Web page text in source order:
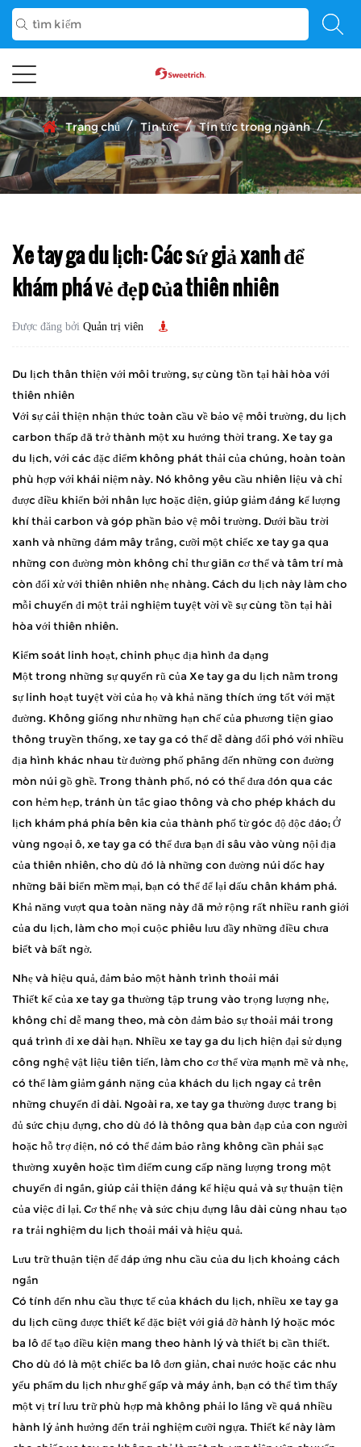
Trang chủ / Tin tức / Tin tức trong ngành /
Xe tay ga du lịch: Các sứ giả xanh để
khám phá vẻ đẹp của thiên nhiên
Được đăng bởi Quản trị viên
Du lịch thân thiện với môi trường, sự cùng tồn tại hài hòa với
thiên nhiên
Với sự cải thiện nhận thức toàn cầu về bảo vệ môi trường, du lịch
carbon thấp đã trở thành một xu hướng thời trang. Xe tay ga
du lịch, với các đặc điểm không phát thải của chúng, hoàn toàn
phù hợp với khái niệm này. Nó không yêu cầu nhiên liệu và chỉ
được điều khiển bởi nhân lực hoặc điện, giúp giảm đáng kể lượng
khí thải carbon và góp phần bảo vệ môi trường. Dưới bầu trời
xanh và những đám mây trắng, cưỡi một chiếc xe tay ga qua
những con đường mòn không chỉ thư giãn cơ thể và tâm trí mà
còn đối xử với thiên nhiên nhẹ nhàng. Cách du lịch này làm cho
mỗi chuyến đi một trải nghiệm tuyệt vời về sự cùng tồn tại hài
hòa với thiên nhiên.
Kiểm soát linh hoạt, chinh phục địa hình đa dạng
Một trong những sự quyến rũ của Xe tay ga du lịch nằm trong
sự linh hoạt tuyệt vời của họ và khả năng thích ứng tốt với mặt
đường. Không giống như những hạn chế của phương tiện giao
thông truyền thống, xe tay ga có thể dễ dàng đối phó với nhiều
địa hình khác nhau từ đường phố phẳng đến những con đường
mòn núi gồ ghề. Trong thành phố, nó có thể đưa đón qua các
con hẻm hẹp, tránh ùn tắc giao thông và cho phép khách du
lịch khám phá phía bên kia của thành phố từ góc độ độc đáo; Ở
vùng ngoại ô, xe tay ga có thể đưa bạn đi sâu vào vùng nội địa
của thiên nhiên, cho dù đó là những con đường núi dốc hay
những bãi biển mềm mại, bạn có thể để lại dấu chân khám phá.
Khả năng vượt qua toàn năng này đã mở rộng rất nhiều ranh giới
của du lịch, làm cho mọi cuộc phiêu lưu đầy những điều chưa
biết và bất ngờ.
Nhẹ và hiệu quả, đảm bảo một hành trình thoải mái
Thiết kế của xe tay ga thường tập trung vào trọng lượng nhẹ,
không chỉ dễ mang theo, mà còn đảm bảo sự thoải mái trong
quá trình đi xe dài hạn. Nhiều xe tay ga du lịch hiện đại sử dụng
công nghệ vật liệu tiên tiến, làm cho cơ thể vừa mạnh mẽ và nhẹ,
có thể làm giảm gánh nặng của khách du lịch ngay cả trên
những chuyến đi dài. Ngoài ra, xe tay ga thường được trang bị
đủ sức chịu đựng, cho dù đó là thông qua bàn đạp của con người
hoặc hỗ trợ điện, nó có thể đảm bảo rằng không cần phải sạc
thường xuyên hoặc tìm điểm cung cấp năng lượng trong một
chuyến đi ngắn, giúp cải thiện đáng kể hiệu quả và sự thuận tiện
của việc đi lại. Cơ thể nhẹ và sức chịu đựng lâu dài cùng nhau tạo
ra trải nghiệm du lịch thoải mái và hiệu quả.
Lưu trữ thuận tiện để đáp ứng nhu cầu của du lịch khoảng cách
ngắn
Có tính đến nhu cầu thực tế của khách du lịch, nhiều xe tay ga
du lịch cũng được thiết kế đặc biệt với giá đỡ hành lý hoặc móc
ba lô để tạo điều kiện mang theo hành lý và thiết bị cần thiết.
Cho dù đó là một chiếc ba lô đơn giản, chai nước hoặc các nhu
yếu phẩm du lịch như ghế gấp và máy ảnh, bạn có thể tìm thấy
một vị trí lưu trữ phù hợp mà không phải lo lắng về quá nhiều
hành lý ảnh hưởng đến trải nghiệm cưỡi ngựa. Thiết kế này làm